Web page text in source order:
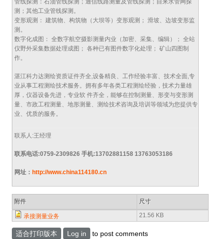
管线探测：石油管线探测；通信线路测量及管线探测；自来水管网探
测；其他工业管线探测。
变形观测： 建筑物、构筑物（大坝等）变形观测； 滑坡、边坡变形监
测。
数字化成图： 全数字航空摄影测量内业（加密、采集、编辑）； 全站
仪野外采集数据处理成图； 各种已有图件数字化处理； 矿山四图制
作。
湛江科力达测绘资质证件齐全,设备精良、工作经验丰富、技术全面,专
业从事工程测绘技术服务。拥有多年各类工程测绘经验，技术力量雄
厚，仪器设备先进，专业软 件齐全，能够在控制测量、形变与变形测
量、市政工程测量、地形测量、测绘技术咨询及培训等领域为您提供专
业、优质的服务。
联系人:王经理
联系电话:0759-2309826 手机:13702881158 13763053186
网址： http://www.china114180.cn
附件 尺寸
承接测量业务 21.56 KB
适合打印版本 Log in to post comments